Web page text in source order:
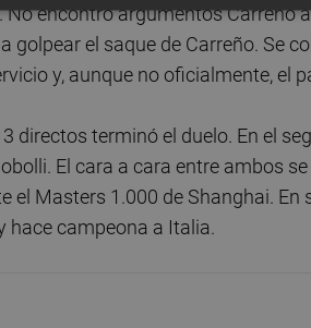
No encontró argumentos Carreño
golpear el saque de Carreño. Se
y, aunque no oficialmente, el
directos terminó el duelo. En el
El cara a cara entre ambos
el Masters 1.000 de Shanghai. En
hace campeona a Italia.